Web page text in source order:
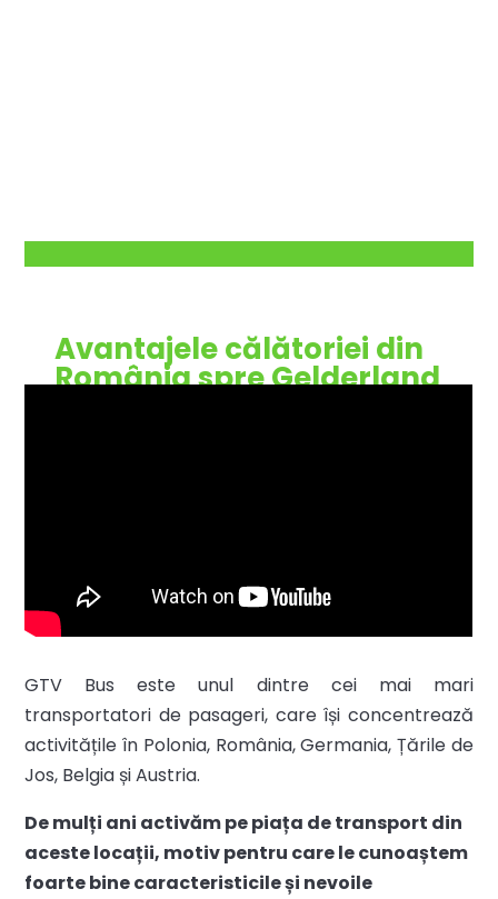
Avantajele călătoriei din
România spre Gelderland
GTV Bus este unul dintre cei mai mari
transportatori de pasageri, care își concentrează
activitățile în Polonia, România, Germania, Țările de
Jos, Belgia și Austria.
De mulți ani activăm pe piața de transport din
aceste locații, motiv pentru care le cunoaștem
foarte bine caracteristicile și nevoile